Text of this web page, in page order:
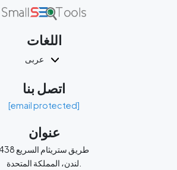
اللغات
اتصل بنا
[email protected]
عنوان
438 طريق ستريثام السريع